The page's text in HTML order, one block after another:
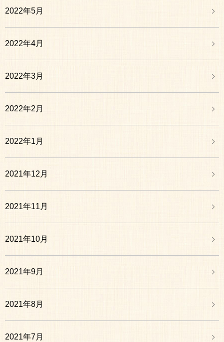
2022年5月
2022年4月
2022年3月
2022年2月
2022年1月
2021年12月
2021年11月
2021年10月
2021年9月
2021年8月
2021年7月